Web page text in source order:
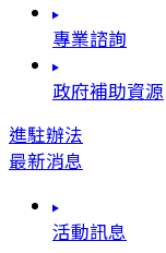
專業諮詢
政府補助資源
進駐辦法
最新消息
活動訊息